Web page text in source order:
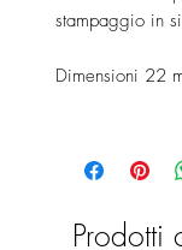
stampaggio in
Dimensioni 22
Prodotti